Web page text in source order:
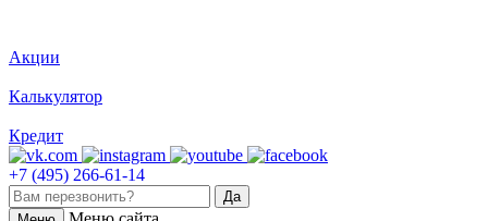
Акции
Калькулятор
Кредит
+7 (495) 266-61-14